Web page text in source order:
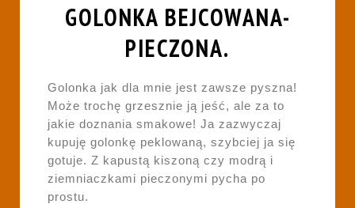
GOLONKA BEJCOWANA-
PIECZONA.
Golonka jak dla mnie jest zawsze pyszna!
Może trochę grzesznie ją jeść, ale za to
jakie doznania smakowe! Ja zazwyczaj
kupuję golonkę peklowaną, szybciej ja się
gotuje. Z kapustą kiszoną czy modrą i
ziemniaczkami pieczonymi pycha po
prostu.